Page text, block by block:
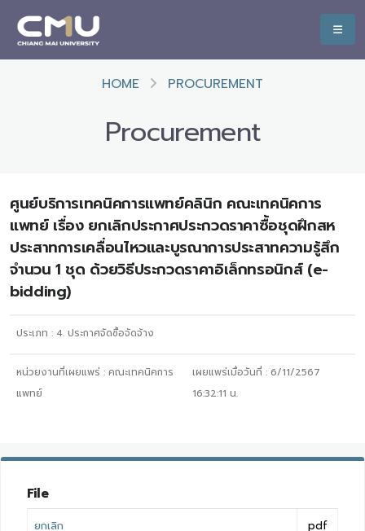
HOME PROCUREMENT
Procurement
ศูนย์บริการเทคนิคการแพทย์คลินิก คณะเทคนิคการ
แพทย์ เรื่อง ยกเลิกประกาศประกวดราคาซื้อชุดฝึกสห
ประสาทการเคลื่อนไหวและบูรณาการประสาทความรู้สึก
จำนวน 1 ชุด ด้วยวิธีประกวดราคาอิเล็กทรอนิกส์ (e-
bidding)
ประเภท : 4. ประกาศจัดซื้อจัดจ้าง
หน่วยงานที่เผยแพร่ : คณะเทคนิคการ
แพทย์
เผยแพร่เมื่อวันที่ : 6/11/2567
16:32:11 น.
File
ยกเลิก pdf